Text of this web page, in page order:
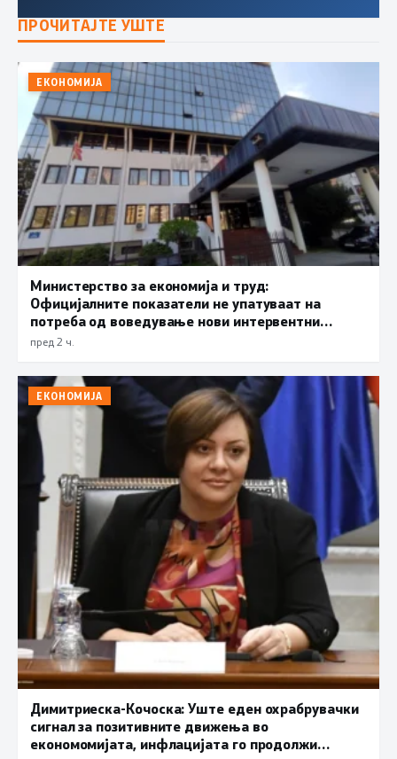
ПРОЧИТАЈТЕ УШТЕ
ЕКОНОМИЈА
Министерство за економија и труд:
Официјалните показатели не упатуваат на
потреба од воведување нови интервентни
мерки, ценовните движења се стабилни
пред 2 ч.
ЕКОНОМИЈА
Димитриеска-Кочоска: Уште еден охрабрувачки
сигнал за позитивните движења во
економомијата, инфлацијата го продолжи